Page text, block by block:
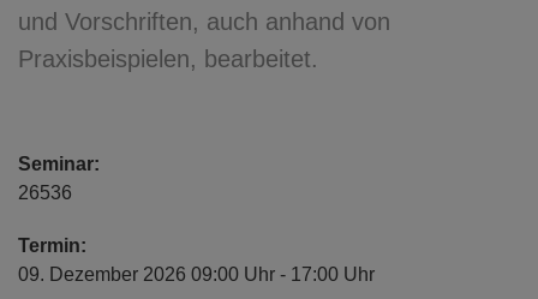
und Vorschriften, auch anhand von
Praxisbeispielen, bearbeitet.
Seminar:
26536
Termin:
09. Dezember 2026 09:00 Uhr - 17:00 Uhr